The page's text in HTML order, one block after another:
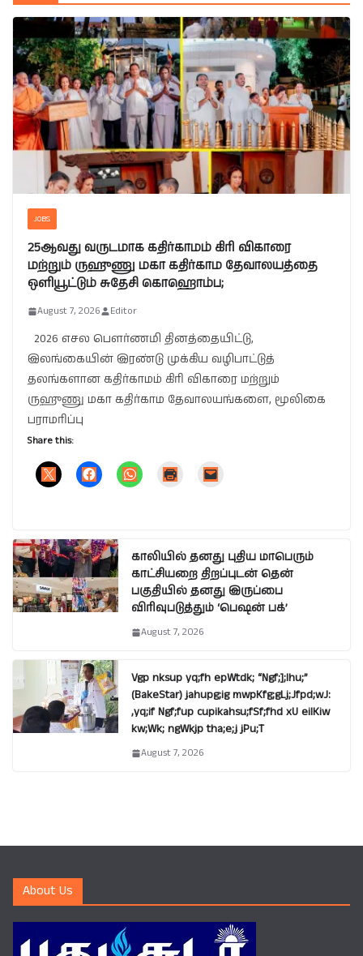
JOBS
25ஆவது வருடமாக கதிர்காமம் கிரி விகாரை
மற்றும் ருஹுணு மகா கதிர்காம தேவாலயத்தை
ஒளியூட்டும் சுதேசி கொஹொம்ப;
August 7, 2026 Editor
2026 எசல பௌர்ணமி தினத்தையிட்டு,
இலங்கையின் இரண்டு முக்கிய வழிபாட்டுத்
தலங்களான கதிர்காமம் கிரி விகாரை மற்றும்
ருஹுணு மகா கதிர்காம தேவாலயங்களை, மூலிகை
பராமரிப்பு
Share this:
காலியில் தனது புதிய மாபெரும்
காட்சியறை திறப்புடன் தென்
பகுதியில் தனது இருப்பை
விரிவுபடுத்தும் ‘பெஷன் பக்’
August 7, 2026
Vgp nksup yq;fh epWtdk; “Ngf;];lhu;”
(BakeStar) jahupg;ig mwpKfg;gLj;Jfpd;wJ:
,yq;if Ngf;fup cupikahsu;fSf;fhd xU eilKiw
kw;Wk; ngWkjp tha;e;j jPu;T
August 7, 2026
About Us